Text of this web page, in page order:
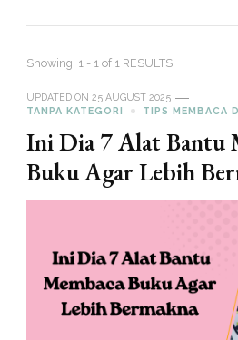
Showing: 1 - 1 of 1 RESULTS
UPDATED ON 25 AUGUST 2025
TANPA KATEGORI
TIPS MEMBACA
Ini Dia 7 Alat Bantu
Buku Agar Lebih